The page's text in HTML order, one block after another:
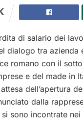
di salario dei
dialogo tra azienda
romano con il
e del made in
dell’apertura
dalla
sono incontrate